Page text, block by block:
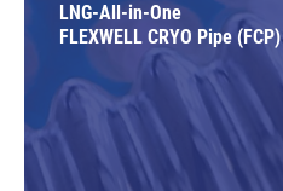
LNG-All-in-One
FLEXWELL CRYO Pipe (FCP)